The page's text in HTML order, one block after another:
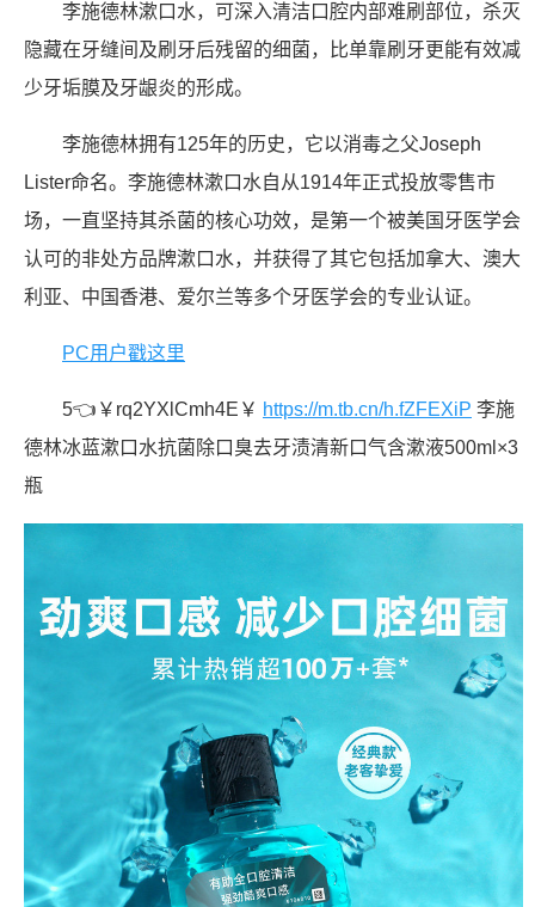
李施德林漱口水，可深入清洁口腔内部难刷部位，杀灭
隐藏在牙缝间及刷牙后残留的细菌，比单靠刷牙更能有效减
少牙垢膜及牙龈炎的形成。
李施德林拥有125年的历史，它以消毒之父Joseph
Lister命名。李施德林漱口水自从1914年正式投放零售市
场，一直坚持其杀菌的核心功效，是第一个被美国牙医学会
认可的非处方品牌漱口水，并获得了其它包括加拿大、澳大
利亚、中国香港、爱尔兰等多个牙医学会的专业认证。
PC用户戳这里
5👈￥rq2YXlCmh4E￥ https://m.tb.cn/h.fZFEXiP 李施
德林冰蓝漱口水抗菌除口臭去牙渍清新口气含漱液500ml×3
瓶